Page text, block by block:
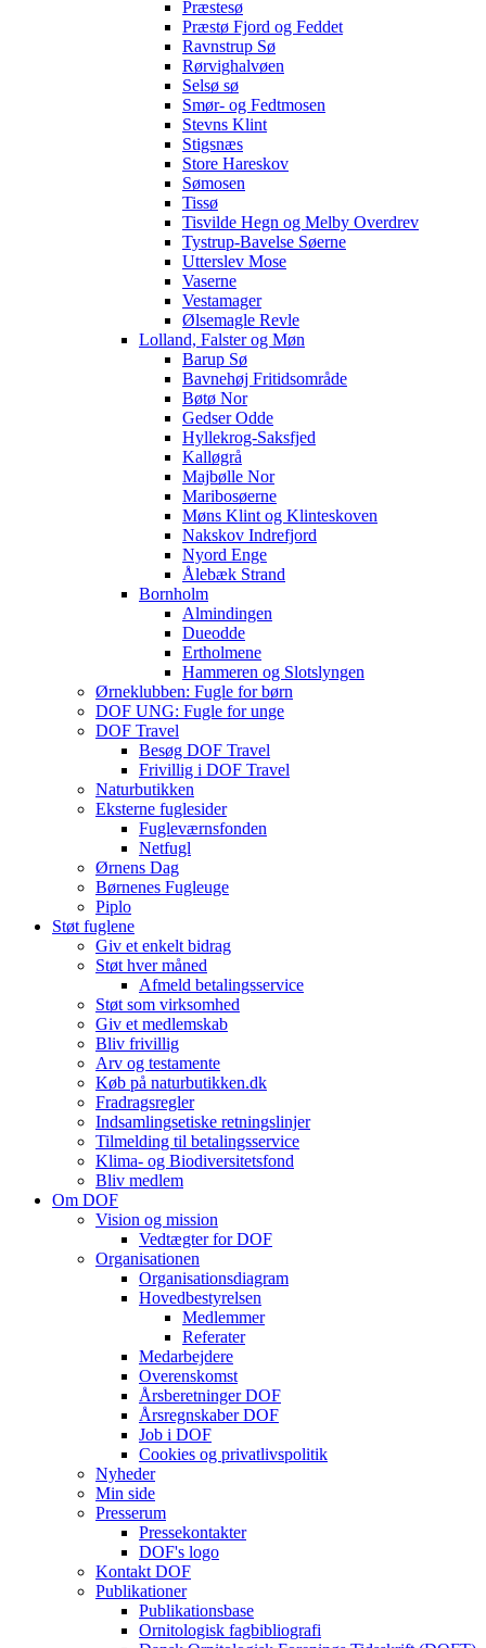
Præstesø
Præstø Fjord og Feddet
Ravnstrup Sø
Rørvighalvøen
Selsø sø
Smør- og Fedtmosen
Stevns Klint
Stigsnæs
Store Hareskov
Sømosen
Tissø
Tisvilde Hegn og Melby Overdrev
Tystrup-Bavelse Søerne
Utterslev Mose
Vaserne
Vestamager
Ølsemagle Revle
Lolland, Falster og Møn
Barup Sø
Bavnehøj Fritidsområde
Bøtø Nor
Gedser Odde
Hyllekrog-Saksfjed
Kalløgrå
Majbølle Nor
Maribosøerne
Møns Klint og Klinteskoven
Nakskov Indrefjord
Nyord Enge
Ålebæk Strand
Bornholm
Almindingen
Dueodde
Ertholmene
Hammeren og Slotslyngen
Ørneklubben: Fugle for børn
DOF UNG: Fugle for unge
DOF Travel
Besøg DOF Travel
Frivillig i DOF Travel
Naturbutikken
Eksterne fuglesider
Fugleværnsfonden
Netfugl
Ørnens Dag
Børnenes Fugleuge
Piplo
Støt fuglene
Giv et enkelt bidrag
Støt hver måned
Afmeld betalingsservice
Støt som virksomhed
Giv et medlemskab
Bliv frivillig
Arv og testamente
Køb på naturbutikken.dk
Fradragsregler
Indsamlingsetiske retningslinjer
Tilmelding til betalingsservice
Klima- og Biodiversitetsfond
Bliv medlem
Om DOF
Vision og mission
Vedtægter for DOF
Organisationen
Organisationsdiagram
Hovedbestyrelsen
Medlemmer
Referater
Medarbejdere
Overenskomst
Årsberetninger DOF
Årsregnskaber DOF
Job i DOF
Cookies og privatlivspolitik
Nyheder
Min side
Presserum
Pressekontakter
DOF's logo
Kontakt DOF
Publikationer
Publikationsbase
Ornitologisk fagbibliografi